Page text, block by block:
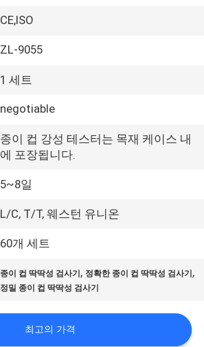
CE,ISO
ZL-9055
1 세트
negotiable
종이 컵 강성 테스터는 목재 케이스 내
에 포장됩니다.
5~8일
L/C, T/T, 웨스턴 유니온
60개 세트
종이 컵 딱딱성 검사기 , 정확한 종이 컵 딱딱성 검사기 ,
정밀 종이 컵 딱딱성 검사기
최고의 가격